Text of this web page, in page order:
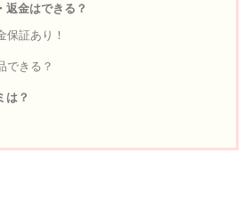
返金はできる？
保証あり！
できる？
は？